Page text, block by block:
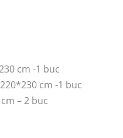
cm -1 buc
cm -1 buc
– 2 buc